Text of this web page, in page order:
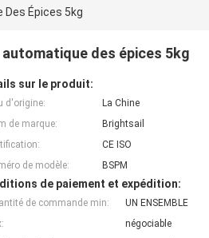
Des Épices 5kg
des épices 5kg
sur le produit:
d'origine:
La Chine
de marque:
Brightsail
CE ISO
de modèle:
BSPM
de paiement et expédition:
de commande min:
UN ENSEMBLE
négociable